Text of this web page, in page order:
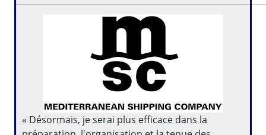
« Désormais, je serai plus efficace dans la